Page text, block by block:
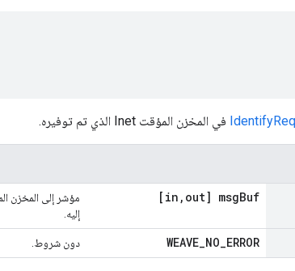
في المخزن المؤقت Inet الذي تم توفيره.
[in , out] msgBuf
إليه.
WEAVE_NO_ERROR دون شروط.